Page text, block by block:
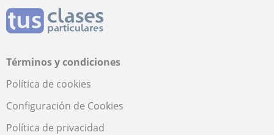
Términos y condiciones
Política de cookies
Configuración de Cookies
Política de privacidad